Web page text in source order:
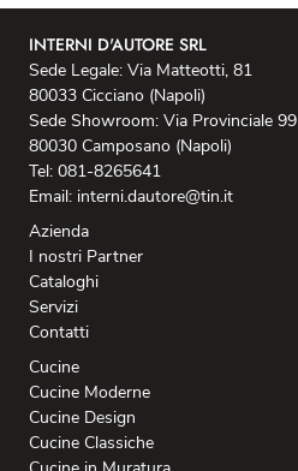
INTERNI D'AUTORE SRL
Sede Legale: Via Matteotti, 81
80033 Cicciano (Napoli)
Sede Showroom: Via Provinciale 99
80030 Camposano (Napoli)
Tel: 081-8265641
Email: interni.dautore@tin.it
Azienda
I nostri Partner
Cataloghi
Servizi
Contatti
Cucine
Cucine Moderne
Cucine Design
Cucine Classiche